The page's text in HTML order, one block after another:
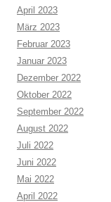
April 2023
März 2023
Februar 2023
Januar 2023
Dezember 2022
Oktober 2022
September 2022
August 2022
Juli 2022
Juni 2022
Mai 2022
April 2022